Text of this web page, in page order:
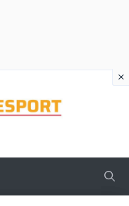
×